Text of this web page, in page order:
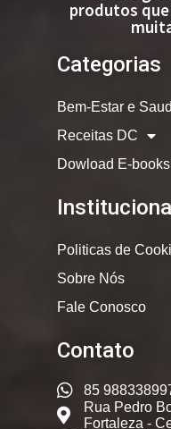
produtos
Categorias
Bem-Estar e
Receitas DC
Dowload E-
Institucional
Politicas de
Sobre Nós
Fale Conosco
Contato
85
Rua Pedro
Fortaleza -